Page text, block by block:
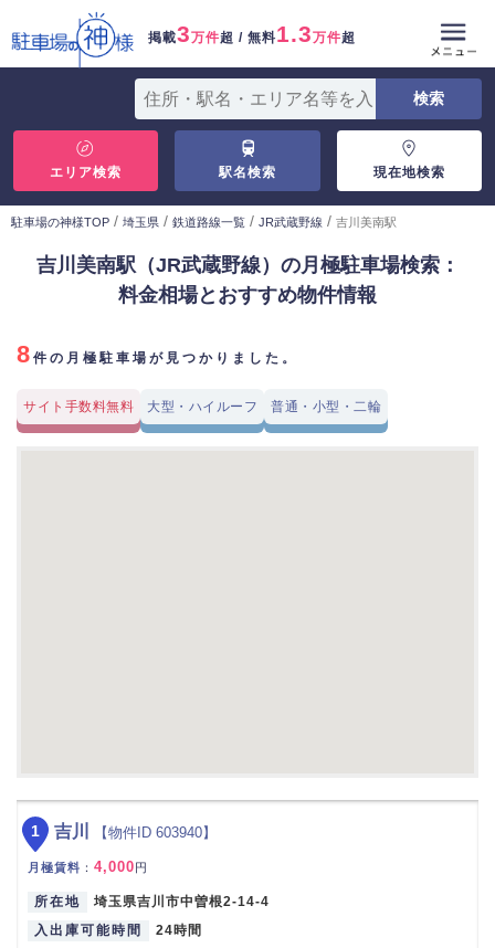
掲載3万件超 / 無料1.3万件超
エリア検索 駅名検索 現在地検索
駐車場の神様TOP / 埼玉県 / 鉄道路線一覧 / JR武蔵野線 / 吉川美南駅
吉川美南駅（JR武蔵野線）の月極駐車場検索：
料金相場とおすすめ物件情報
8 件の月極駐車場が見つかりました。
サイト手数料無料 大型・ハイルーフ 普通・小型・二輪
吉川 【物件ID 603940】
月極賃料 ： 4,000円
所在地
埼玉県吉川市中曽根2-14-4
入出庫可能時間
24時間
1